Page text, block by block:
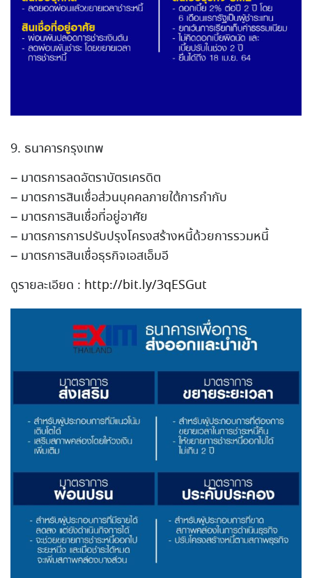
9. ธนาคารกรุงเทพ
– มาตรการลดอัตราบัตรเครดิต
– มาตรการสินเชื่อส่วนบุคคลภายใต้การกำกับ
– มาตรการสินเชื่อที่อยู่อาศัย
– มาตรการการปรับปรุงโครงสร้างหนี้ด้วยการรวมหนี้
– มาตรการสินเชื่อธุรกิจเอสเอ็มอี
ดูรายละเอียด : http://bit.ly/3qESGut